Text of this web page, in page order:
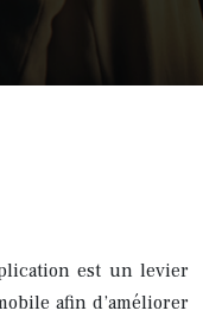
est un levier
afin d’améliorer